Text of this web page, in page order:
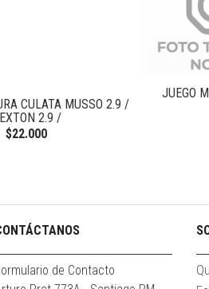
CULATA MUSSO 2.9 /
2.9 /
$22.000
JUEGO
de Contacto